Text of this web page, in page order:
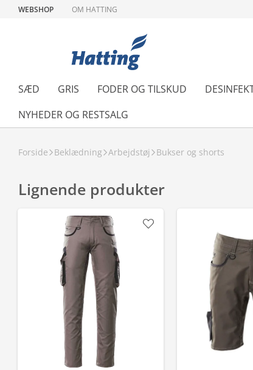
WEBSHOP OM HATTING
SÆD GRIS FODER OG TILSKUD
NYHEDER OG RESTSALG
Forside Beklædning Arbejdstøj Bukser og shorts
Lignende produkter